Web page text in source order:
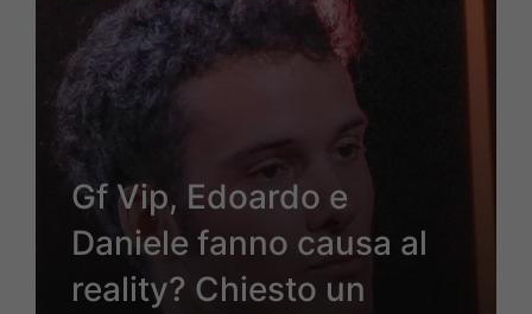
Gf Vip, Edoardo e
Daniele fanno causa al
reality? Chiesto un